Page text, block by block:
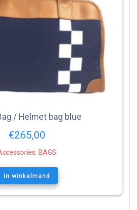
/ Helmet bag blue
€265,00
, BAGS
In winkelmand